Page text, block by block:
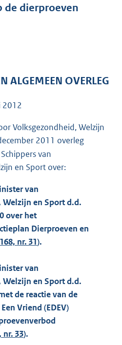
s
e
9
K
de dierproeven
ALGEMEEN OVERLEG
2012
Volksgezondheid, Welzijn
2011 overleg
van
en Sport over:
van
en Sport d.d.
over het
Dierproeven en
nr. 31).
van
en Sport d.d.
de reactie van de
Vriend (EDEV)
nr. 33).